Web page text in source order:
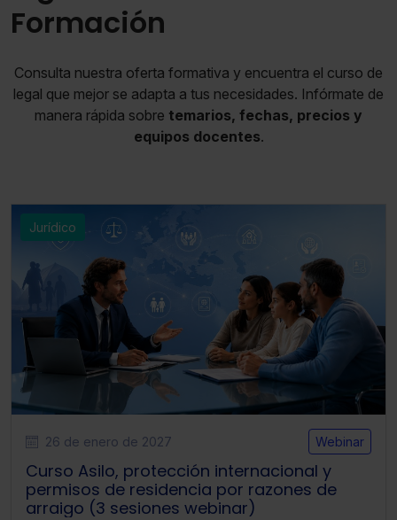
Formación
Consulta nuestra oferta formativa y encuentra el curso de
legal que mejor se adapta a tus necesidades. Infórmate de
manera rápida sobre temarios, fechas, precios y
equipos docentes.
Jurídico
26 de enero de 2027 Webinar
Curso Asilo, protección internacional y
permisos de residencia por razones de
arraigo (3 sesiones webinar)